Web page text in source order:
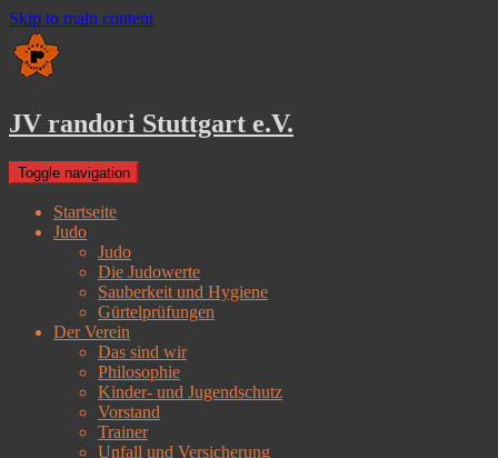
Skip to main content
JV randori Stuttgart e.V.
Toggle navigation
Startseite
Judo
Judo
Die Judowerte
Sauberkeit und Hygiene
Gürtelprüfungen
Der Verein
Das sind wir
Philosophie
Kinder- und Jugendschutz
Vorstand
Trainer
Unfall und Versicherung